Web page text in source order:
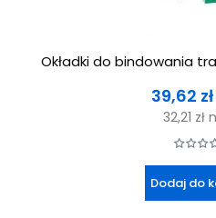
Okładki do bindowania
Cena
39,62 zł
32,21 zł
Dodaj do